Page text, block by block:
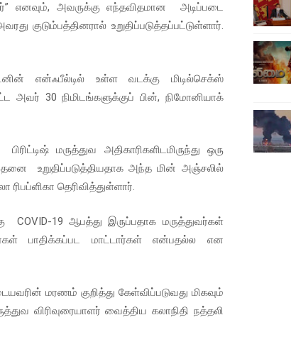
இன்று உரை
செய்த திரைப்படம் ! எங்கு தெரியுமா?
எனவும், அவருக்கு எந்தவிதமான அடிப்படை
குடும்பத்தினரால் உறுதிப்படுத்தப்பட்டுள்ளார்.
என்ஃபீல்டில் உள்ள வடக்கு மிடில்செக்ஸ்
அவர் 30 நிமிடங்களுக்குப் பின், நிமோனியாக்
மருத்துவ அதிகாரிகளிடமிருந்து ஒரு
உறுதிப்படுத்தியதாக அந்த மின் அஞ்சலில்
ரிபப்ளிகா தெரிவித்துள்ளார்.
COVID-19 ஆபத்து இருப்பதாக மருத்துவர்கள்
பாதிக்கப்பட மாட்டார்கள் என்பதல்ல என
மரணம் குறித்து கேள்விப்படுவது மிகவும்
விரிவுரையாளர் வைத்திய கலாநிதி நத்தலி